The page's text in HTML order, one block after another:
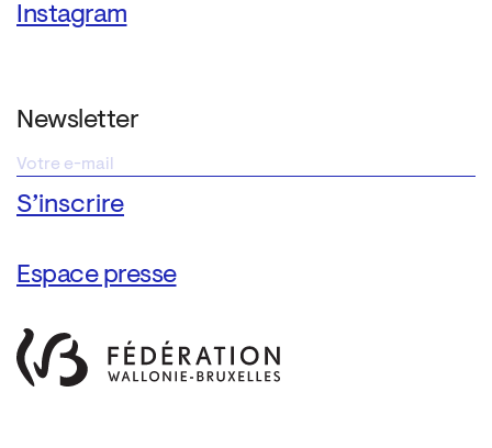
Instagram
Newsletter
Espace presse